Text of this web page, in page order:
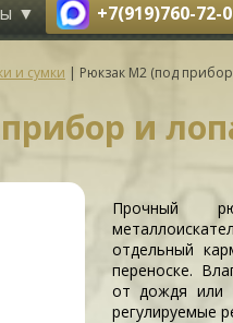
+7(919)760-72-
и сумки | Рюкзак М2 (под
и
Прочный
отдельный
переноске.
от дождя или
регулируемые